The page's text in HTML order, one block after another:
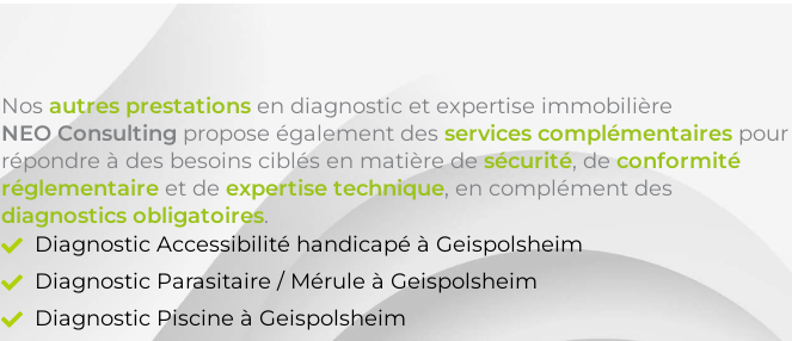
Nos autres prestations en diagnostic et expertise immobilière
NEO Consulting propose également des services complémentaires pour
répondre à des besoins ciblés en matière desécurité, de conformité
réglementaire et de expertise technique, en complément des
diagnostics obligatoires.
Diagnostic Accessibilité handicapé à Geispolsheim
Diagnostic Parasitaire / Mérule à Geispolsheim
Diagnostic Piscine à Geispolsheim